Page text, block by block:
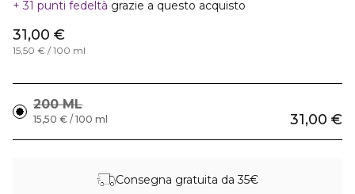
31 punti fedeltà grazie a questo acquisto
31,00 €
15,50 € / 100 ml
200 ML
31,00 €
15,50 € / 100 ml
Consegna gratuita da 35€